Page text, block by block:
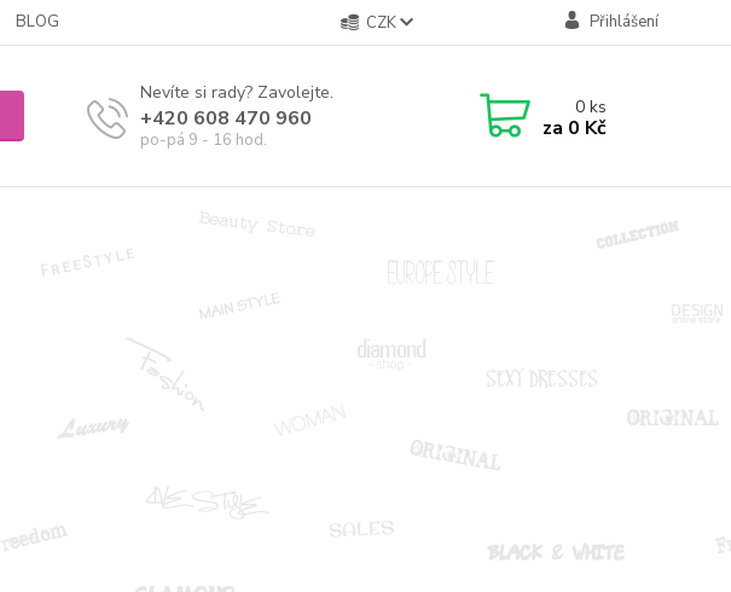
BLOG CZK Přihlášení
Nevíte si rady? Zavolejte.
+420 608 470 960
po-pá 9 - 16 hod.
0ks
za 0 Kč